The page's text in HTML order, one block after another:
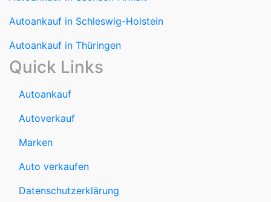
Autoankauf in Schleswig-Holstein
Autoankauf in Thüringen
Quick Links
Autoankauf
Autoverkauf
Marken
Auto verkaufen
Datenschutzerklärung